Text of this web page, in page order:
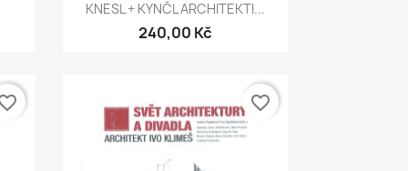

KNESL + KYNČL ARCHITEKTI...
240,00 Kč
favorite_border